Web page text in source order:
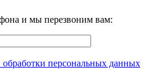
и мы перезвоним вам:
обработки персональных данных